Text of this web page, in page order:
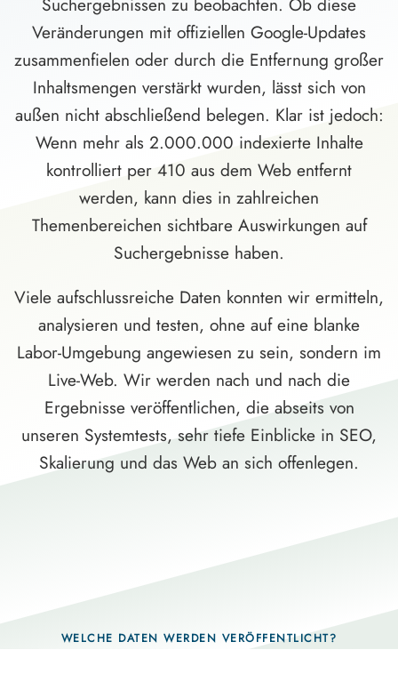
Veränderungen mit offiziellen Google-Updates
zusammenfielen oder durch die Entfernung großer
Inhaltsmengen verstärkt wurden, lässt sich von
außen nicht abschließend belegen. Klar ist jedoch:
Wenn mehr als 2.000.000 indexierte Inhalte
kontrolliert per 410 aus dem Web entfernt
werden, kann dies in zahlreichen
Themenbereichen sichtbare Auswirkungen auf
Suchergebnisse haben.
Viele aufschlussreiche Daten konnten wir ermitteln,
analysieren und testen, ohne auf eine blanke
Labor-Umgebung angewiesen zu sein, sondern im
Live-Web. Wir werden nach und nach die
Ergebnisse veröffentlichen, die abseits von
unseren Systemtests, sehr tiefe Einblicke in SEO,
Skalierung und das Web an sich offenlegen.
WELCHE DATEN WERDEN VERÖFFENTLICHT?